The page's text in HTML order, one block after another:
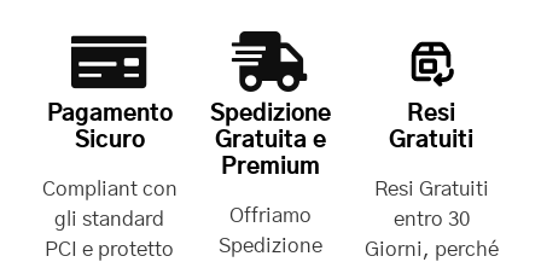
Pagamento
Sicuro
Compliant con
gli standard
PCI e protetto
Spedizione
Gratuita e
Premium
Offriamo
Spedizione
Resi
Gratuiti
Resi Gratuiti
entro 30
Giorni, perché